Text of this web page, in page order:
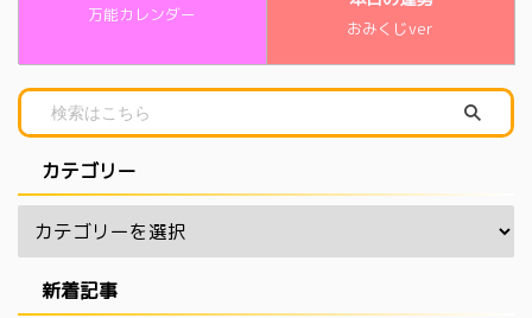
万能カレンダー
おみくじver
カテゴリー
新着記事